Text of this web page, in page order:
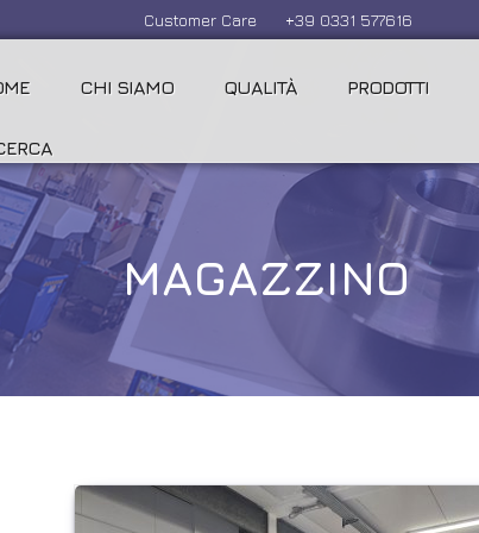
Customer Care +39 0331 577616
CHI SIAMO QUALITÀ PRODOTTI
MAGAZZINO